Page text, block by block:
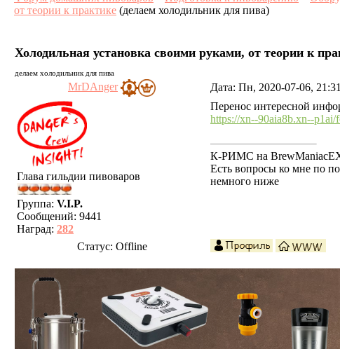
от теории к практике (делаем холодильник для пива)
Холодильная установка своими руками, от теории к
делаем холодильник для пива
MrDAnger Дата: Пн, 2020-07-06,
Глава гильдии пивоваров
Группа: V.I.P.
Сообщений: 9441
Наград: 282
Перенос интересной
https://xn--90aia8b.xn--
К-РИМС на
Есть вопросы ко мне по
немного ниже
Статус: Offline